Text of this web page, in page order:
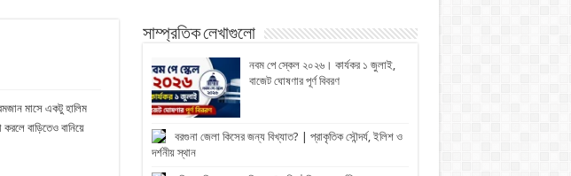
মাসে একটু হালিম
বাড়িতেও বানিয়ে
সাম্প্রতিক লেখাগুলো
নবম পে স্কেল ২০২৬। কার্যকর ১ জুলাই,
বাজেট ঘোষণার পূর্ণ বিবরণ
বরগুনা জেলা কিসের জন্য বিখ্যাত? | প্রাকৃতিক সৌন্দর্য, ইলিশ ও
দর্শনীয় স্থান